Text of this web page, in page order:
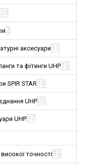
20
2
аксесуари 11
та фітинги UHP 15
SPIR STAR10
UHP25
UHP37
точності55